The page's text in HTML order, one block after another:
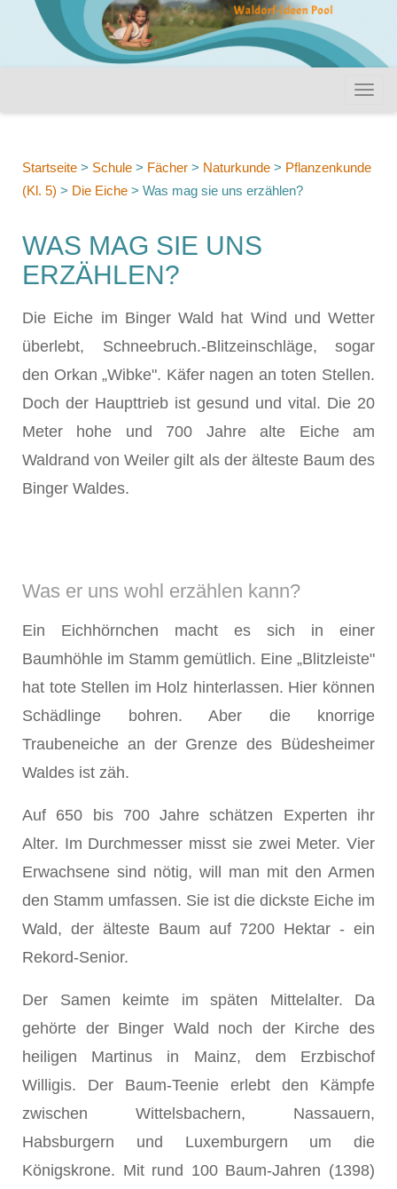
Startseite > Schule > Fächer > Naturkunde > Pflanzenkunde
(Kl. 5) > Die Eiche > Was mag sie uns erzählen?
WAS MAG SIE UNS
ERZÄHLEN?
Die Eiche im Binger Wald hat Wind und Wetter
überlebt, Schneebruch.-Blitzeinschläge, sogar
den Orkan „Wibke". Käfer nagen an toten Stellen.
Doch der Haupttrieb ist gesund und vital. Die 20
Meter hohe und 700 Jahre alte Eiche am
Waldrand von Weiler gilt als der älteste Baum des
Binger Waldes.
Was er uns wohl erzählen kann?
Ein Eichhörnchen macht es sich in einer
Baumhöhle im Stamm gemütlich. Eine „Blitzleiste"
hat tote Stellen im Holz hinterlassen. Hier können
Schädlinge bohren. Aber die knorrige
Traubeneiche an der Grenze des Büdesheimer
Waldes ist zäh.
Auf 650 bis 700 Jahre schätzen Experten ihr
Alter. Im Durchmesser misst sie zwei Meter. Vier
Erwachsene sind nötig, will man mit den Armen
den Stamm umfassen. Sie ist die dickste Eiche im
Wald, der älteste Baum auf 7200 Hektar - ein
Rekord-Senior.
Der Samen keimte im späten Mittelalter. Da
gehörte der Binger Wald noch der Kirche des
heiligen Martinus in Mainz, dem Erzbischof
Willigis. Der Baum-Teenie erlebt den Kämpfe
zwischen Wittelsbachern, Nassauern,
Habsburgern und Luxemburgern um die
Königskrone. Mit rund 100 Baum-Jahren (1398)